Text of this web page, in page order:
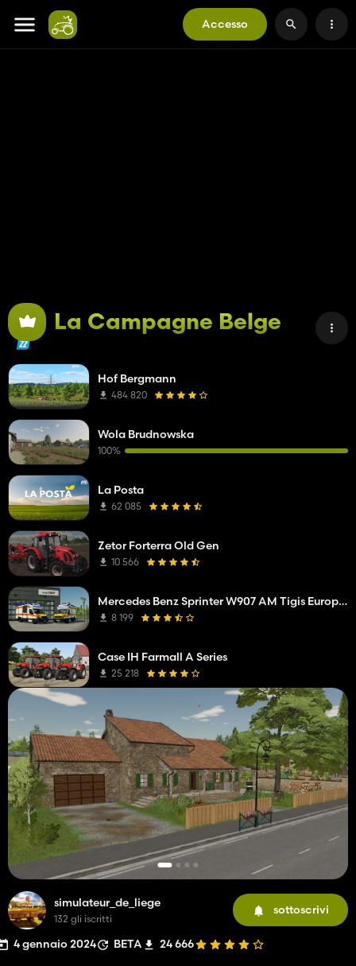
Accesso
La Campagne Belge
simulateur_de_liege
132 gli iscritti
sottoscrivi
4 gennaio 2024 BETA 24 666
Hof Bergmann
484 820
Wola Brudnowska
100%
La Posta
62 085
Zetor Forterra Old Gen
10 566
Mercedes Benz Sprinter W907 AM Tigis Europa RTW
8 199
Case IH Farmall A Series
25 218